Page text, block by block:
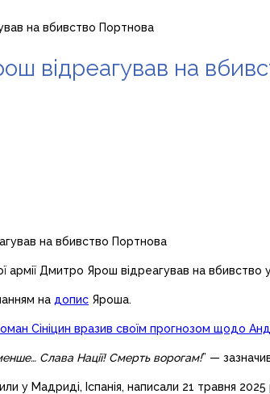
на вбивство Портнова
відреагував на
армії Дмитро Ярош відреагував на
на допис Яроша.
Сініцин вразив своїм прогнозом щодо
Слава Нації! Смерть ворогам!” —
у Мадриді, Іспанія, написали 21 травня 2025